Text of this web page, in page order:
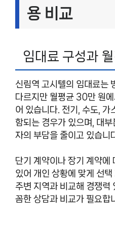
용 비교
임대료 구성과
신림역 고시텔의 임대료는
다르지만 월평균 30만 원
어 있습니다. 전기, 수도, 가
함되는 경우가 있으며, 대
자의 부담을 줄이고 있습니
단기 계약이나 장기 계약에
있어 개인 상황에 맞게 선
주변 지역과 비교해 경쟁력
꼼한 상담과 비교가 필요합